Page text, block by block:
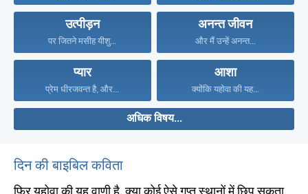
उत्पीड़न
पर जितने मसीह यीशु...
अनन्त जीवन
और मैं उन्हें अनन्त...
प्यार
प्रेम धीरजवन्त है, और...
आशा
क्योंकि यहोवा की यह...
अधिक विषय...
दिन की बाइबिल कविता